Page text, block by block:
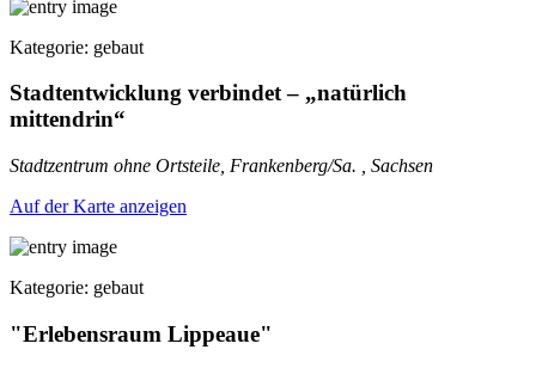
Kategorie: gebaut
Stadtentwicklung verbindet – „natürlich
mittendrin“
Stadtzentrum ohne Ortsteile, Frankenberg/Sa. , Sachsen
Auf der Karte anzeigen
Kategorie: gebaut
"Erlebensraum Lippeaue"